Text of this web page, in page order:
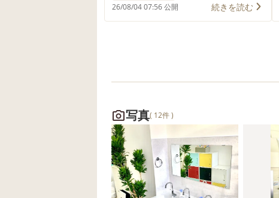
作るものを決めていますが、みん
ながどれにするか話し合いもしな
CoCoLo
26/08/04 07:56 公開 続きを読む
写真( 12件 )